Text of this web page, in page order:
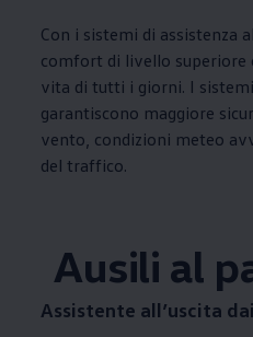
Con i sistemi di assistenza
comfort di livello superiore
vita di tutti i giorni. I
garantiscono maggiore
vento, condizioni meteo
del traffico.
Ausili al
Assistente all’uscita